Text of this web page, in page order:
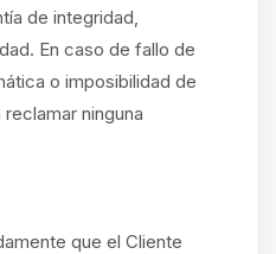
de integridad,
En caso de fallo de
o imposibilidad de
ninguna
que el Cliente